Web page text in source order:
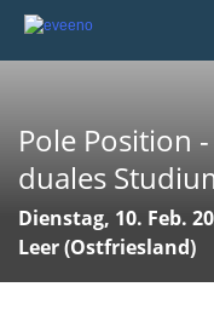
Pole Position
duales
Dienstag, 10. Feb.
Leer (Ostfriesland)